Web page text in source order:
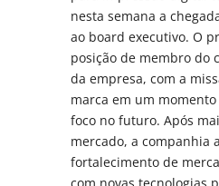
nesta semana a
ao board executivo. O
posição de membro do
da empresa, com a
marca em um
foco no futuro. Após
mercado, a companhia
fortalecimento de